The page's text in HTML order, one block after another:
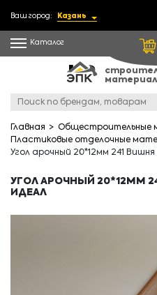
Ваш город: Казань
Каталог
Главная
Общестроительные
Пластиковые отделочные
Угол арочный 20*12мм 241
УГОЛ АРОЧНЫЙ 20*12ММ
ИДЕАЛ